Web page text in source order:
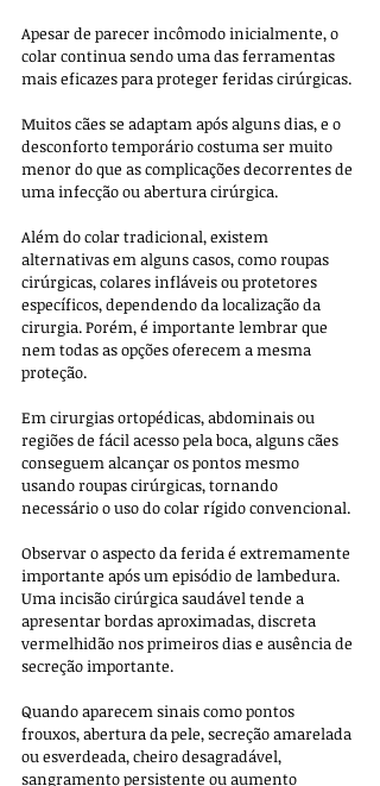
Apesar de parecer incômodo inicialmente, o
colar continua sendo uma das ferramentas
mais eficazes para proteger feridas cirúrgicas.
Muitos cães se adaptam após alguns dias, e o
desconforto temporário costuma ser muito
menor do que as complicações decorrentes de
uma infecção ou abertura cirúrgica.
Além do colar tradicional, existem
alternativas em alguns casos, como roupas
cirúrgicas, colares infláveis ou protetores
específicos, dependendo da localização da
cirurgia. Porém, é importante lembrar que
nem todas as opções oferecem a mesma
proteção.
Em cirurgias ortopédicas, abdominais ou
regiões de fácil acesso pela boca, alguns cães
conseguem alcançar os pontos mesmo
usando roupas cirúrgicas, tornando
necessário o uso do colar rígido convencional.
Observar o aspecto da ferida é extremamente
importante após um episódio de lambedura.
Uma incisão cirúrgica saudável tende a
apresentar bordas aproximadas, discreta
vermelhidão nos primeiros dias e ausência de
secreção importante.
Quando aparecem sinais como pontos
frouxos, abertura da pele, secreção amarelada
ou esverdeada, cheiro desagradável,
sangramento persistente ou aumento